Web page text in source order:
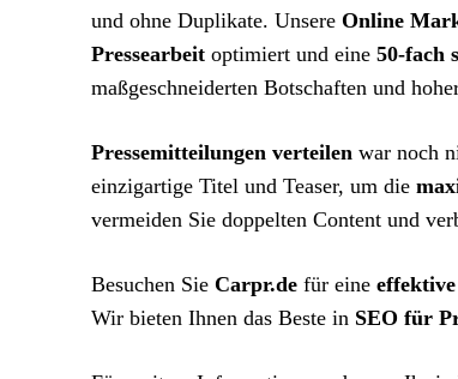
und ohne Duplikate. Unsere Online
Pressearbeit optimiert und eine 50-fach
maßgeschneiderten Botschaften und
Pressemitteilungen verteilen war noch
einzigartige Titel und Teaser, um die
vermeiden Sie doppelten Content und
Besuchen Sie Carpr.de für eine
Wir bieten Ihnen das Beste in SEO für